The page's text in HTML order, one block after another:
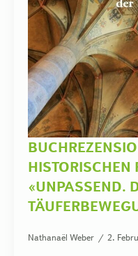
HISTORISCHEN
«UNPASSEND.
Nathanaël Weber 2.